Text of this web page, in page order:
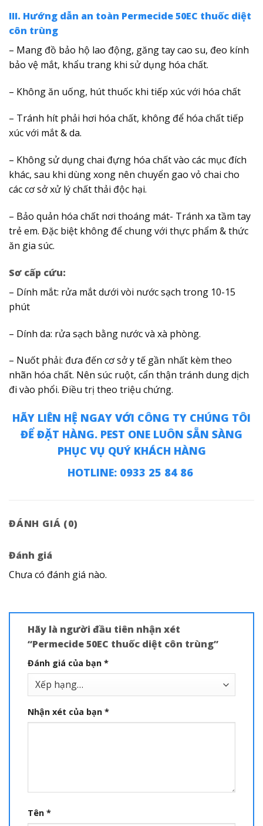
III. Hướng dẫn an toàn Permecide 50EC thuốc diệt
côn trùng
– Mang đồ bảo hộ lao động, găng tay cao su, đeo kính
bảo vệ mắt, khẩu trang khi sử dụng hóa chất.
– Không ăn uống, hút thuốc khi tiếp xúc với hóa chất
– Tránh hít phải hơi hóa chất, không để hóa chất tiếp
xúc với mắt & da.
– Không sử dụng chai đựng hóa chất vào các mục đích
khác, sau khi dùng xong nên chuyển gao vỏ chai cho
các cơ sở xử lý chất thải độc hại.
– Bảo quản hóa chất nơi thoáng mát- Tránh xa tầm tay
trẻ em. Đặc biệt không để chung với thực phẩm & thức
ăn gia súc.
Sơ cấp cứu:
– Dính mắt: rửa mắt dưới vòi nước sạch trong 10-15
phút
– Dính da: rửa sạch bằng nước và xà phòng.
– Nuốt phải: đưa đến cơ sở y tế gần nhất kèm theo
nhãn hóa chất. Nên súc ruột, cẩn thận tránh dung dịch
đi vào phổi. Điều trị theo triệu chứng.
HÃY LIÊN HỆ NGAY VỚI CÔNG TY CHÚNG TÔI
ĐỂ ĐẶT HÀNG. PEST ONE LUÔN SẴN SÀNG
PHỤC VỤ QUÝ KHÁCH HÀNG
HOTLINE: 0933 25 84 86
ĐÁNH GIÁ (0)
Đánh giá
Chưa có đánh giá nào.
Hãy là người đầu tiên nhận xét
“Permecide 50EC thuốc diệt côn trùng”
Đánh giá của bạn *
Nhận xét của bạn *
Tên *